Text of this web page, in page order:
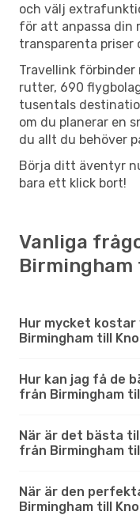
och välj
för att anpassa din
transparenta priser
Travellink förbinder
rutter, 690
tusentals
om du planerar en
du allt du behöver
Börja ditt äventyr
bara ett klick bort!
Vanliga
Birmingham
Hur mycket
Birmingham till
Hur kan jag få de
från Birmingham
När är det bästa
från Birmingham
När är den
Birmingham till